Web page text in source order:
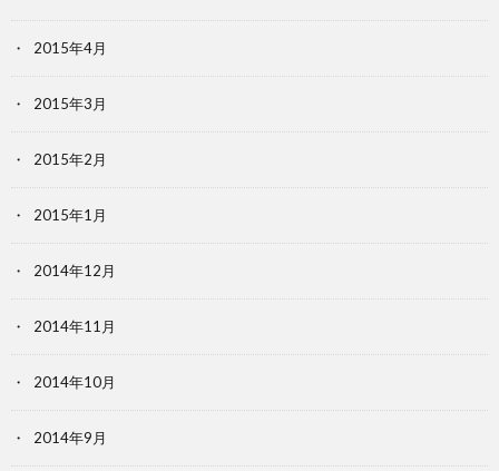
2015年4月
2015年3月
2015年2月
2015年1月
2014年12月
2014年11月
2014年10月
2014年9月